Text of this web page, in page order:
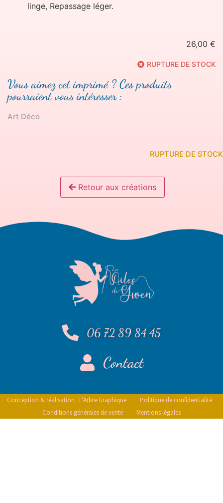
linge, Repassage léger.
26,00 €
RUPTURE DE STOCK
RUPTURE DE STOCK
Vous aimez cet imprimé ? Ces produits
pourraient vous intéresser :
Art Déco
Retour aux créations
06 72 89 84 45
Contact
Conception & réalisation : L’Arbre Graphique
Politique de confidentialité
Conditions générales de vente
Mentions légales